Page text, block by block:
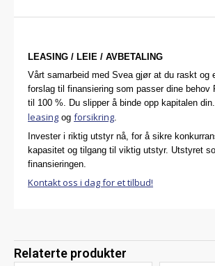
LEASING / LEIE / AVBETALING
Vårt samarbeid med Svea gjør at du raskt og
forslag til finansiering som passer dine behov
til 100 %. Du slipper å binde opp kapitalen
leasing og forsikring.
Invester i riktig utstyr nå, for å sikre
kapasitet og tilgang til viktig utstyr. Utstyret
finansieringen.
Kontakt oss i dag for et tilbud!
Relaterte produkter